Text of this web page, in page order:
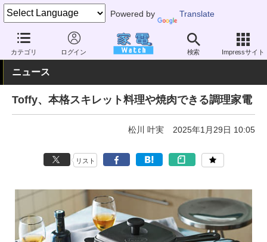
Powered by Translate
カテゴリ ログイン 検索 Impressサイト
家電 Watch 生活家電 キッチン家電 ホットプレート
ニュース
Toffy、本格スキレット料理や焼肉できる調理家電
松川 叶実 2025年1月29日 10:05
リスト